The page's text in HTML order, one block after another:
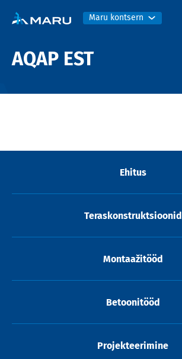
Maru kontsern
AQAP EST
Ehitus
Teraskonstruktsioonid
Montaažitööd
Betoonitööd
Projekteerimine